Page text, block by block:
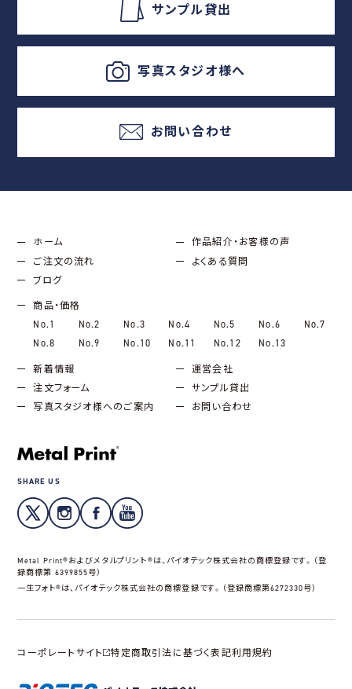
サンプル貸出
写真スタジオ様へ
お問い合わせ
ホーム
作品紹介・お客様の声
ご注文の流れ
よくある質問
ブログ
商品・価格
No.1
No.2 No.3 No.4 No.5 No.6
No.7
No.8
No.9 No.10 No.11 No.12 No.13
新着情報
運営会社
注文フォーム
サンプル貸出
写真スタジオ様へのご案内
お問い合わせ
SHARE US
Metal Print®およびメタルプリント®は、パイオテック株式会社の商標登録です。（登
録商標第 6399855号）
一生フォト®は、パイオテック株式会社の商標登録です。（登録商標第6272330号）
コーポレートサイト 特定商取引法に基づく表記利用規約